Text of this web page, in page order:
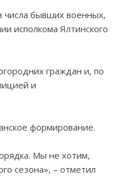
числа бывших военных,
исполкома Ялтинского
граждан и, по
и
формирование.
Мы не хотим,
сезона», – отметил